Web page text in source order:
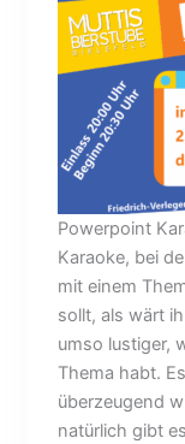
Powerpoint
Karaoke, bei
mit einem
sollt, als wärt
umso lustiger,
Thema habt.
überzeugend
natürlich gibt